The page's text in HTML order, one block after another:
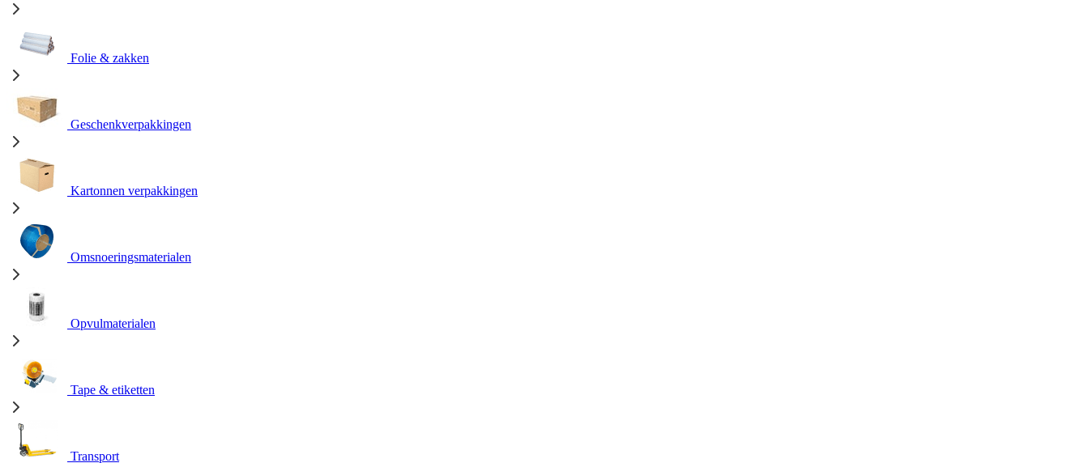
Folie & zakken
Geschenkverpakkingen
Kartonnen verpakkingen
Omsnoeringsmaterialen
Opvulmaterialen
Tape & etiketten
Transport